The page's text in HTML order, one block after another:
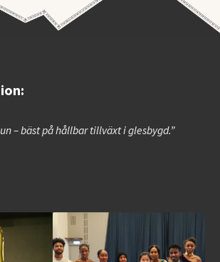
– bäst på hållbar tillväxt i glesbygd.”